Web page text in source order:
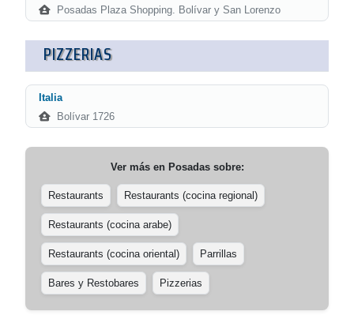
Posadas Plaza Shopping. Bolívar y San Lorenzo
PIZZERIAS
Italia
Bolívar 1726
Ver más en Posadassobre:
Restaurants Restaurants (cocina regional)
Restaurants (cocina arabe)
Restaurants (cocina oriental) Parrillas
Bares y Restobares Pizzerias